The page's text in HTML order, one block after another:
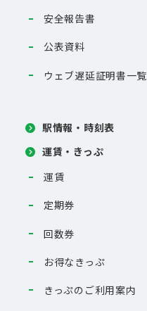
安全報告書
公表資料
ウェブ遅延証明書一覧
駅情報・時刻表
運賃・きっぷ
運賃
定期券
回数券
お得なきっぷ
きっぷのご利用案内